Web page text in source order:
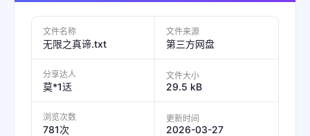
文件名称
无限之真谛.txt
文件来源
第三方网盘
分享达人
莫*1迗
文件大小
29.5 kB
浏览次数
781次
更新时间
2026-03-27